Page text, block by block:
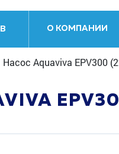
О КОМПАНИИ
Насос Aquaviva EPV300